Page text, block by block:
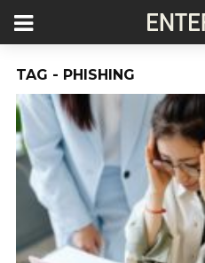
TAG - PHISHING